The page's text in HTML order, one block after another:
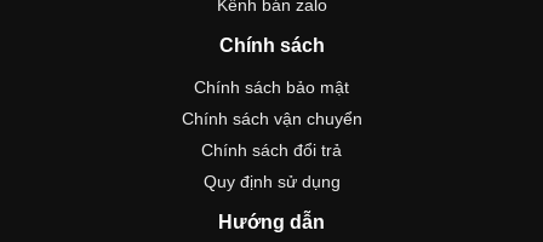
Kênh bán zalo
Chính sách
Chính sách bảo mật
Chính sách vận chuyển
Chính sách đổi trả
Quy định sử dụng
Hướng dẫn